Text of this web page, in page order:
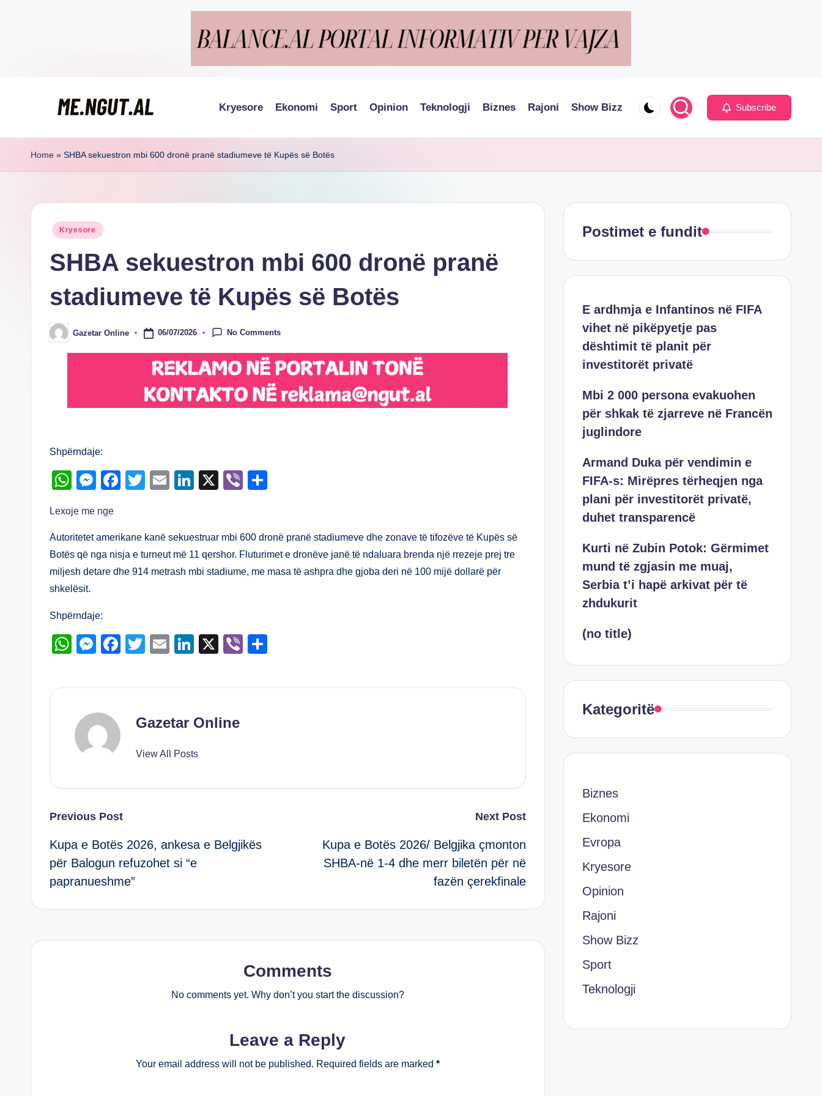
M
e
g
lexohen
ngut
Kryesore Ekonomi Sport Opinion Teknologji Biznes Rajoni Show Bizz Subscribe
Home » SHBA sekuestron mbi 600 dronë pranë stadiumeve të Kupës së Botës
Posted
Kryesore
SHBA sekuestron mbi 600 dronë pranë
stadiumeve të Kupës së Botës
Posted
by
Gazetar Online 06/07/2026 No Comments
Shpërndaje:
W
at
s
A
p
p
M
ss
e
n
g
F
e
b
o
T
er
E
Li
e
dI
n
X
Vi
e
Lexoje me nge
Autoritetet amerikane kanë sekuestruar mbi 600 dronë pranë stadiumeve dhe zonave të tifozëve të Kupës së
Botës që nga nisja e turneut më 11 qershor. Fluturimet e dronëve janë të ndaluara brenda një rrezeje prej tre
miljesh detare dhe 914 metrash mbi stadiume, me masa të ashpra dhe gjoba deri në 100 mijë dollarë për
shkelësit.
Shpërndaje:
W
at
A
p
M
ss
n
g
F
c
T
tt
E
ail
Li
k
dI
X
Vi
er ar
Gazetar Online
View All Posts
Post
navigation
Previous Post
Kupa e Botës 2026, ankesa e Belgjikës
për Balogun refuzohet si “e
papranueshme”
Next Post
Kupa e Botës 2026/ Belgjika çmonton
SHBA-në 1-4 dhe merr biletën për në
fazën çerekfinale
Comments
No comments yet. Why don’t you start the discussion?
Leave a Reply
Your email address will not be published. Required fields are marked *
Postimet e fundit
E ardhmja e Infantinos në FIFA
vihet në pikëpyetje pas
dështimit të planit për
investitorët privatë
Mbi 2 000 persona evakuohen
për shkak të zjarreve në Francën
juglindore
Armand Duka për vendimin e
FIFA-s: Mirëpres tërheqjen nga
plani për investitorët privatë,
duhet transparencë
Kurti në Zubin Potok: Gërmimet
mund të zgjasin me muaj,
Serbia t’i hapë arkivat për të
zhdukurit
(no title)
Kategoritë
Biznes
Ekonomi
Evropa
Kryesore
Opinion
Rajoni
Show Bizz
Sport
Teknologji